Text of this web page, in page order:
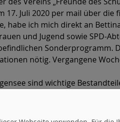
17. Juli 2020 per mail über
habe ich mich direkt an
und Jugend sowie SPD-
nötig. Vergangene
sind wichtige